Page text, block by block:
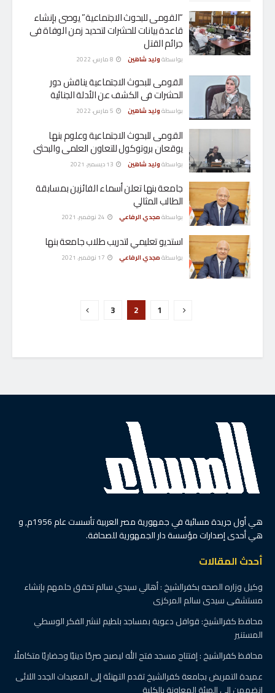
“القومى للبحوث الاجتماعية” يوصى بإنشاء
قاعدة بيانات للحشرات لتحديد زمن الوفاة فى
جرائم القتل
بواسطةوليد شاهين
القومى للبحوث الاجتماعية يناقش دور
الحشرات فى الكشف عن الأدلة الجنائية
بواسطةوليد شاهين
القومى للبحوث الاجتماعية وعلوم بنها
يوقعان بروتوكول للتعاون العلمى والبحثى
بواسطةوليد شاهين
جامعة بنها تعلن أسماء الفائزين بمسابقة
الطالب المثالي
بواسطةمجدي الرفاعي
استديو تعليمي لتدريب طلاب جامعة بنها
بواسطةمجدي الرفاعي
1
2
3
هي أول جريدة مسائية في جمهورية مصر العربية تأسست عام 1956م, و
هي أحدى إصدارات مؤسسة دار الجمهورية للصحافة.
أحدث المقالات
وكيل وزاره الصحه بكفرالشيخ : أهالي سيدي سالم تحقق حلمهم بإنشاء
مستشفى سيدى سالم المركزى
محافظ كفرالشيخ: قوافل دعوية بمساجد بلطيم لنشر الفكر الوسطي
المستنير
محافظ كفرالشيخ : إفتتاح مسجد فتح الله ليصبح صرحًا دينيًا وحضاريًا متكاملًا
عميدة التمريض بجامعة كفرالشيخ تقدم التهنئة إلى المعيدات الجدد اللائى